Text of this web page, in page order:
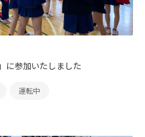
に参加いたしました
運転中